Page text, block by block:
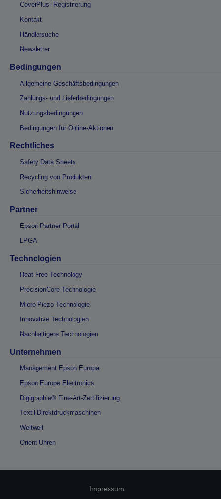
CoverPlus- Registrierung
Kontakt
Händlersuche
Newsletter
Bedingungen
Allgemeine Geschäftsbedingungen
Zahlungs- und Lieferbedingungen
Nutzungsbedingungen
Bedingungen für Online-Aktionen
Rechtliches
Safety Data Sheets
Recycling von Produkten
Sicherheitshinweise
Partner
Epson Partner Portal
LPGA
Technologien
Heat-Free Technology
PrecisionCore-Technologie
Micro Piezo-Technologie
Innovative Technologien
Nachhaltigere Technologien
Unternehmen
Management Epson Europa
Epson Europe Electronics
Digigraphie® Fine-Art-Zertifizierung
Textil-Direktdruckmaschinen
Weltweit
Orient Uhren
Impressum